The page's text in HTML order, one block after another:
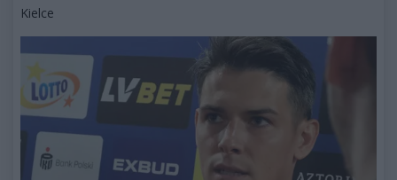
Kategorie artykułu:
Kielce